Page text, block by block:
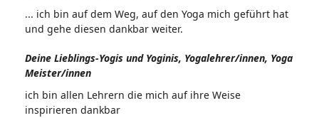
... ich bin auf dem Weg, auf den Yoga mich geführt hat
und gehe diesen dankbar weiter.
Deine Lieblings-Yogis und Yoginis, Yogalehrer/innen, Yoga
Meister/innen
ich bin allen Lehrern die mich auf ihre Weise
inspirieren dankbar